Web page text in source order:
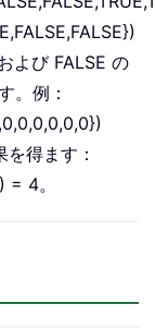
よび FALSE の
。例：
得ます：
= 4。